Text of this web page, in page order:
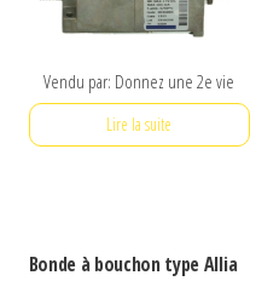
Vendu par: Donnez une 2e vie
Lire la suite
Bonde à bouchon type Allia